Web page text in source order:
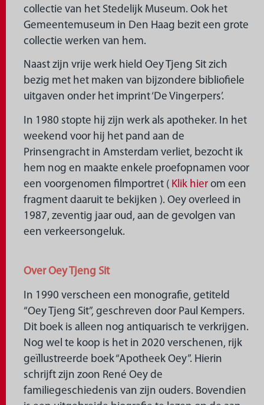
collectie van het Stedelijk Museum. Ook het
Gemeentemuseum in Den Haag bezit een grote
collectie werken van hem.
Naast zijn vrije werk hield Oey Tjeng Sit zich
bezig met het maken van bijzondere bibliofiele
uitgaven onder het imprint ‘De Vingerpers’.
In 1980 stopte hij zijn werk als apotheker. In het
weekend voor hij het pand aan de
Prinsengracht in Amsterdam verliet, bezocht ik
hem nog en maakte enkele proefopnamen voor
een voorgenomen filmportret ( Klik hier om een
fragment daaruit te bekijken ). Oey overleed in
1987, zeventig jaar oud, aan de gevolgen van
een verkeersongeluk.
Over Oey Tjeng Sit
In 1990 verscheen een monografie, getiteld
“Oey Tjeng Sit”, geschreven door Paul Kempers.
Dit boek is alleen nog antiquarisch te verkrijgen.
Nog wel te koop is het in 2020 verschenen, rijk
geïllustreerde boek “Apotheek Oey”. Hierin
schrijft zijn zoon René Oey de
familiegeschiedenis van zijn ouders. Bovendien